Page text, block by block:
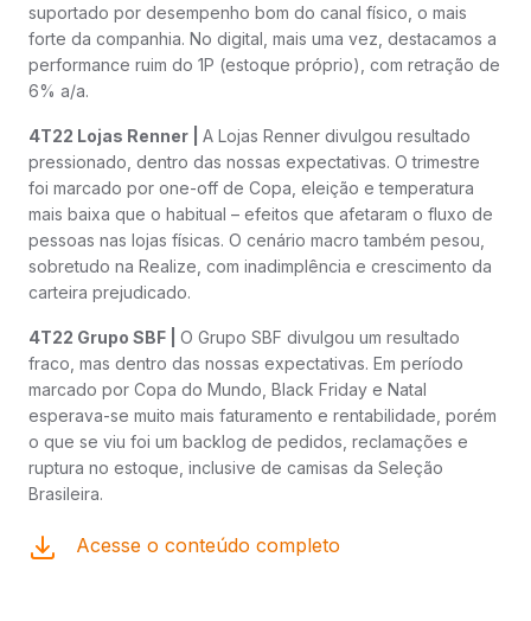
suportado por desempenho bom do canal físico, o mais
forte da companhia. No digital, mais uma vez, destacamos a
performance ruim do 1P (estoque próprio), com retração de
6% a/a.
4T22 Lojas Renner | A Lojas Renner divulgou resultado
pressionado, dentro das nossas expectativas. O trimestre
foi marcado por one-off de Copa, eleição e temperatura
mais baixa que o habitual – efeitos que afetaram o fluxo de
pessoas nas lojas físicas. O cenário macro também pesou,
sobretudo na Realize, com inadimplência e crescimento da
carteira prejudicado.
4T22 Grupo SBF | O Grupo SBF divulgou um resultado
fraco, mas dentro das nossas expectativas. Em período
marcado por Copa do Mundo, Black Friday e Natal
esperava-se muito mais faturamento e rentabilidade, porém
o que se viu foi um backlog de pedidos, reclamações e
ruptura no estoque, inclusive de camisas da Seleção
Brasileira.
Acesse o conteúdo completo